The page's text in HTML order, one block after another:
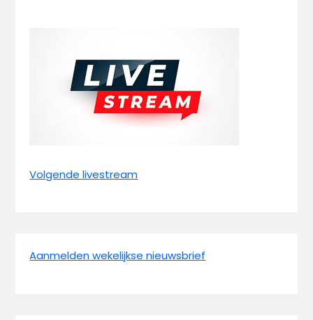
Volgende livestream
Aanmelden wekelijkse nieuwsbrief